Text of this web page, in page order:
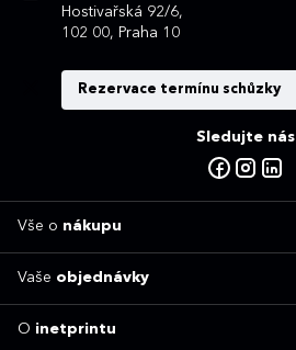
Hostivařská 92/6,
102 00, Praha 10
Rezervace termínu schůzky
Sledujte nás
Vše o nákupu
Vaše objednávky
O inetprintu